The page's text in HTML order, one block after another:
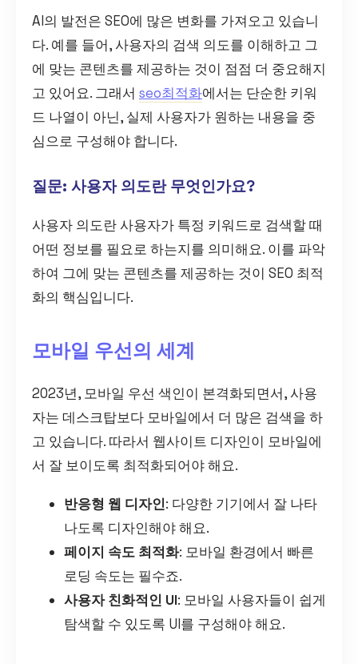
AI의 발전은 SEO에 많은 변화를 가져오고 있습니
다. 예를 들어, 사용자의 검색 의도를 이해하고 그
에 맞는 콘텐츠를 제공하는 것이 점점 더 중요해지
고 있어요. 그래서 seo최적화에서는 단순한 키워
드 나열이 아닌, 실제 사용자가 원하는 내용을 중
심으로 구성해야 합니다.
질문: 사용자 의도란 무엇인가요?
사용자 의도란 사용자가 특정 키워드로 검색할 때
어떤 정보를 필요로 하는지를 의미해요. 이를 파악
하여 그에 맞는 콘텐츠를 제공하는 것이 SEO 최적
화의 핵심입니다.
모바일 우선의 세계
2023년, 모바일 우선 색인이 본격화되면서, 사용
자는 데스크탑보다 모바일에서 더 많은 검색을 하
고 있습니다. 따라서 웹사이트 디자인이 모바일에
서 잘 보이도록 최적화되어야 해요.
반응형 웹 디자인: 다양한 기기에서 잘 나타
나도록 디자인해야 해요.
페이지 속도 최적화: 모바일 환경에서 빠른
로딩 속도는 필수죠.
사용자 친화적인 UI: 모바일 사용자들이 쉽게
탐색할 수 있도록 UI를 구성해야 해요.